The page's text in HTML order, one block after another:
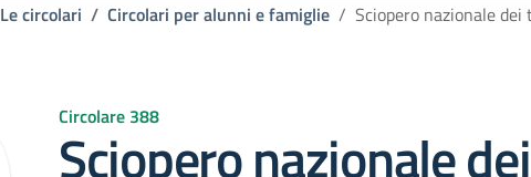
Le circolari Circolari per alunni e famiglie Sciopero nazionale
Circolare 388
Sciopero nazionale dei